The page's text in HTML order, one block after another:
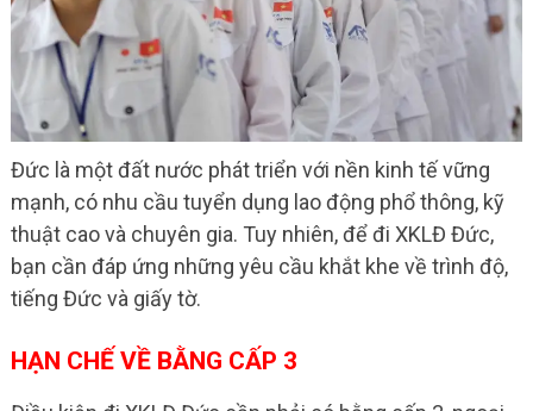
Đức là một đất nước phát triển với nền kinh tế vững
mạnh, có nhu cầu tuyển dụng lao động phổ thông, kỹ
thuật cao và chuyên gia. Tuy nhiên, để đi XKLĐ Đức,
bạn cần đáp ứng những yêu cầu khắt khe về trình độ,
tiếng Đức và giấy tờ.
HẠN CHẾ VỀ BẰNG CẤP 3